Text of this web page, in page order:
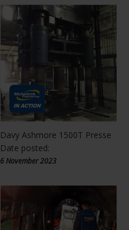
Davy Ashmore 1500T Presse
Date posted:
6 November 2023